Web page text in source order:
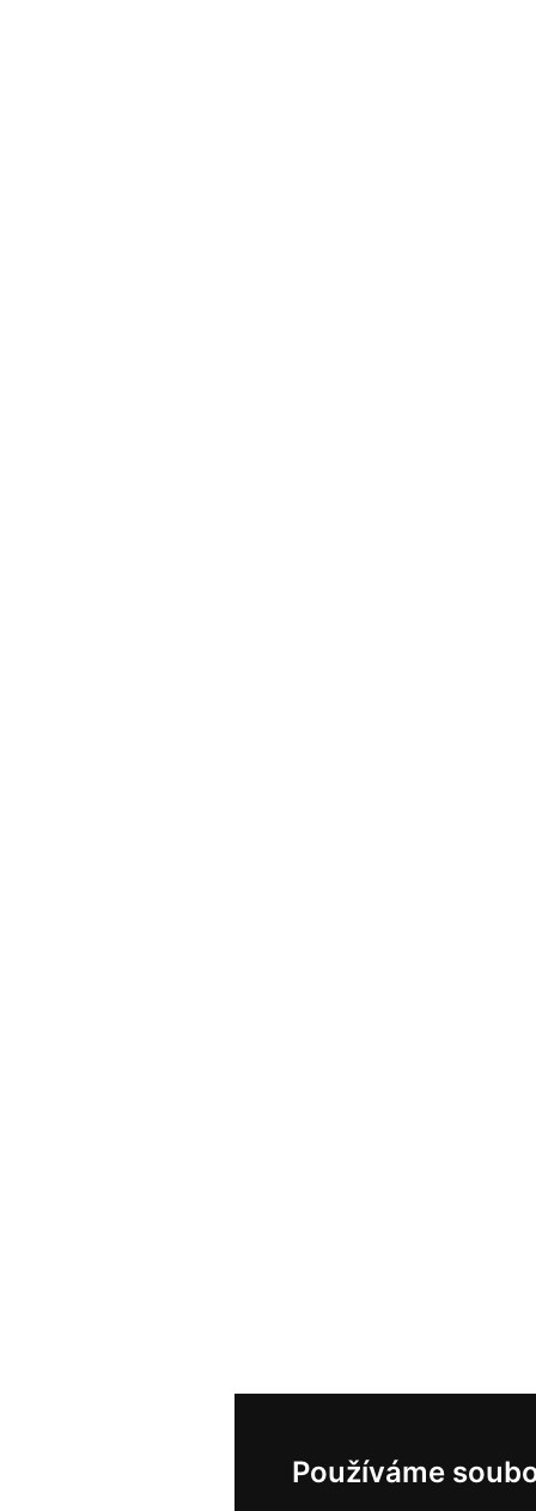
Používáme